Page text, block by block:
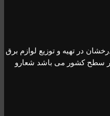
سال سابقه درخشان در تهیه و توزیع لوازم برق
سطح کشور می باشد شعارو